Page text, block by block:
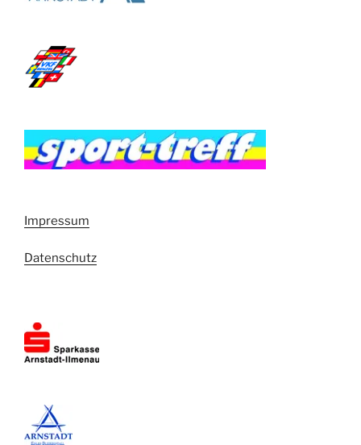
Impressum
Datenschutz